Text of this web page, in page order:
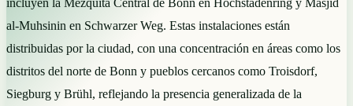
al-Muhsinin en Schwarzer Weg. Estas instalaciones están
distribuidas por la ciudad, con una concentración en áreas como los
distritos del norte de Bonn y pueblos cercanos como Troisdorf,
Siegburg y Brühl, reflejando la presencia generalizada de la